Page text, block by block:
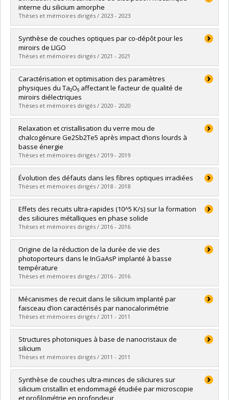
Cycle :Maîtrise
Diplôme obtenu :M. Sc.
Lien vers le document dans Papyrus
interne du silicium amorphe
Thèses et mémoires dirigés / 2023 - 2023
Diplômé(e) : Lévesque, Carl
Cycle : Maîtrise
Diplôme obtenu :M. Sc.
Lien vers le document dans Papyrus
Synthèse de couches optiques par co-dépôt pour les
miroirs de LIGO
Thèses et mémoires dirigés / 2021 - 2021
Diplômé(e) :Lalande, Émile
Cycle :Maîtrise
Diplôme obtenu :M. Sc.
Lien vers le document dans Papyrus
Caractérisation et optimisation des paramètres
physiques du Ta₂O₅ affectant le facteur de qualité de
miroirs diélectriques
Thèses et mémoires dirigés / 2020 - 2020
Diplômé(e) :Shink, Rosalie
Cycle :Maîtrise
Diplôme obtenu :
Lien vers le document dans Papyrus
Relaxation et cristallisation du verre mou de
chalcogénure Ge2Sb2Te5 après impact d’ions lourds à
basse énergie
Thèses et mémoires dirigés / 2019 - 2019
Diplômé(e) :Nozard, Hantz
Cycle : Maîtrise
Diplôme obtenu :M. Sc.
Lien vers le document dans Papyrus
Évolution des défauts dans les fibres optiques irradiées
Thèses et mémoires dirigés / 2018 - 2018
Diplômé(e) :Laplante, Caroline
Cycle :Maîtrise
Diplôme obtenu :M. Sc.
Lien vers le document dans Papyrus
Effets des recuits ultra-rapides (10^5 K/s) sur la formation
des siliciures métalliques en phase solide
Thèses et mémoires dirigés / 2016 - 2016
Diplômé(e) : Guihard, Matthieu
Cycle :Doctorat
Diplôme obtenu :
Lien vers le document dans Papyrus
Origine de la réduction de la durée de vie des
photoporteurs dans le InGaAsP implanté à basse
température
Thèses et mémoires dirigés / 2016 - 2016
Diplômé(e) : Vincent, Louis
Cycle :Maîtrise
Diplôme obtenu :M. Sc.
Lien vers le document dans Papyrus
Mécanismes de recuit dans le silicium implanté par
faisceau d’ion caractérisés par nanocalorimétrie
Thèses et mémoires dirigés / 2011 - 2011
Diplômé(e) :Anahory, Yonathan
Cycle :Doctorat
Diplôme obtenu :Ph. D.
Lien vers le document dans Papyrus
Structures photoniques à base de nanocristaux de
silicium
Thèses et mémoires dirigés / 2011 - 2011
Diplômé(e) : Bibeau-Delisle, Alexandre
Cycle :Maîtrise
Diplôme obtenu :M. Sc.
Synthèse de couches ultra-minces de siliciures sur
silicium cristallin et endommagé étudiée par microscopie